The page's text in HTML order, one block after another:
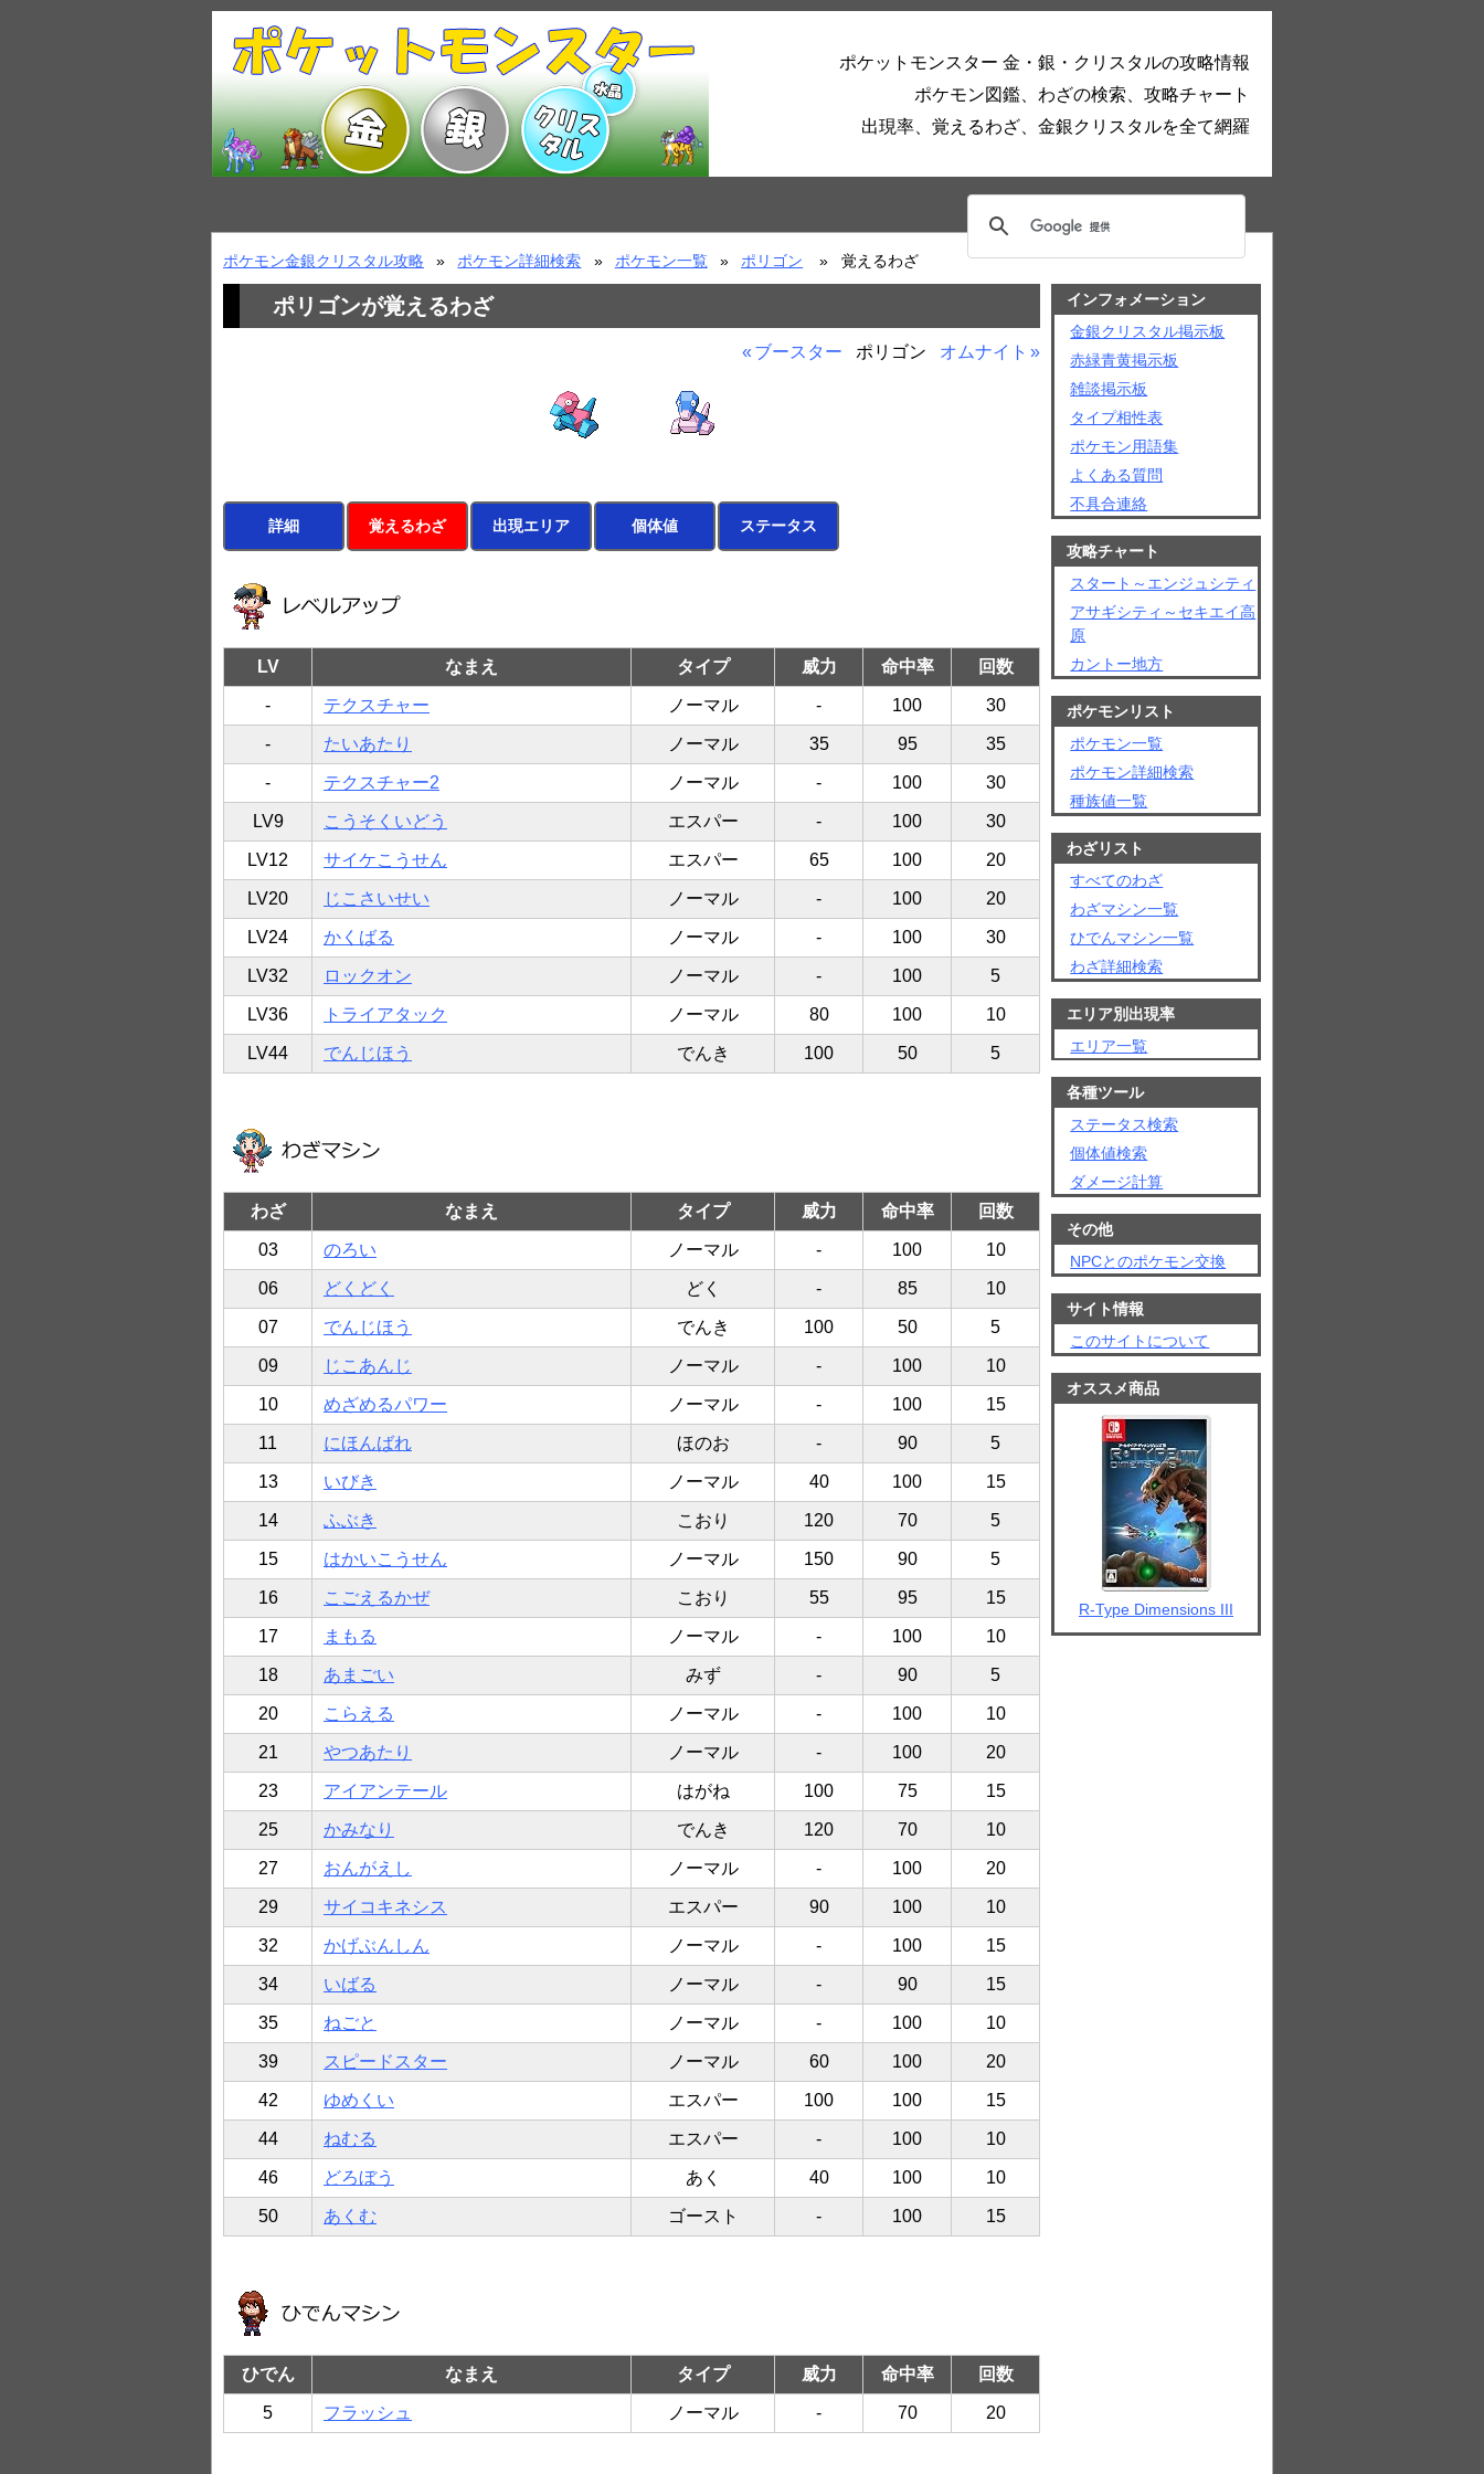
ポケットモンスター 金・銀・クリスタルの攻略情報
ポケモン図鑑、わざの検索、攻略チャート
出現率、覚えるわざ、金銀クリスタルを全て網羅
ポケモン金銀クリスタル攻略 ポケモン詳細検索 ポケモン一覧 ポリゴン 覚えるわざ
ポリゴンが覚えるわざ
ブースター ポリゴン オムナイト
詳細 覚えるわざ 出現エリア 個体値 ステータス
LV なまえ タイプ 威力 命中率 回数
- テクスチャー ノーマル - 100 30
- たいあたり ノーマル 35 95 35
- テクスチャー2 ノーマル - 100 30
LV9 こうそくいどう エスパー - 100 30
LV12 サイケこうせん エスパー 65 100 20
LV20 じこさいせい ノーマル - 100 20
LV24 かくばる ノーマル - 100 30
LV32 ロックオン ノーマル - 100 5
LV36 トライアタック ノーマル 80 100 10
LV44 でんじほう でんき 100 50 5
わざ なまえ タイプ 威力 命中率 回数
03 のろい ノーマル - 100 10
06 どくどく どく - 85 10
07 でんじほう でんき 100 50 5
09 じこあんじ ノーマル - 100 10
10 めざめるパワー ノーマル - 100 15
11 にほんばれ ほのお - 90 5
13 いびき ノーマル 40 100 15
14 ふぶき こおり 120 70 5
15 はかいこうせん ノーマル 150 90 5
16 こごえるかぜ こおり 55 95 15
17 まもる ノーマル - 100 10
18 あまごい みず - 90 5
20 こらえる ノーマル - 100 10
21 やつあたり ノーマル - 100 20
23 アイアンテール はがね 100 75 15
25 かみなり でんき 120 70 10
27 おんがえし ノーマル - 100 20
29 サイコキネシス エスパー 90 100 10
32 かげぶんしん ノーマル - 100 15
34 いばる ノーマル - 90 15
35 ねごと ノーマル - 100 10
39 スピードスター ノーマル 60 100 20
42 ゆめくい エスパー 100 100 15
44 ねむる エスパー - 100 10
46 どろぼう あく 40 100 10
50 あくむ ゴースト - 100 15
ひでん なまえ タイプ 威力 命中率 回数
5 フラッシュ ノーマル - 70 20
インフォメーション
金銀クリスタル掲示板
赤緑青黄掲示板
雑談掲示板
タイプ相性表
ポケモン用語集
よくある質問
不具合連絡
攻略チャート
スタート～エンジュシティ
アサギシティ～セキエイ高
原
カントー地方
ポケモンリスト
ポケモン一覧
ポケモン詳細検索
種族値一覧
わざリスト
すべてのわざ
わざマシン一覧
ひでんマシン一覧
わざ詳細検索
エリア別出現率
エリア一覧
各種ツール
ステータス検索
個体値検索
ダメージ計算
その他
NPCとのポケモン交換
サイト情報
このサイトについて
オススメ商品
R-Type Dimensions III